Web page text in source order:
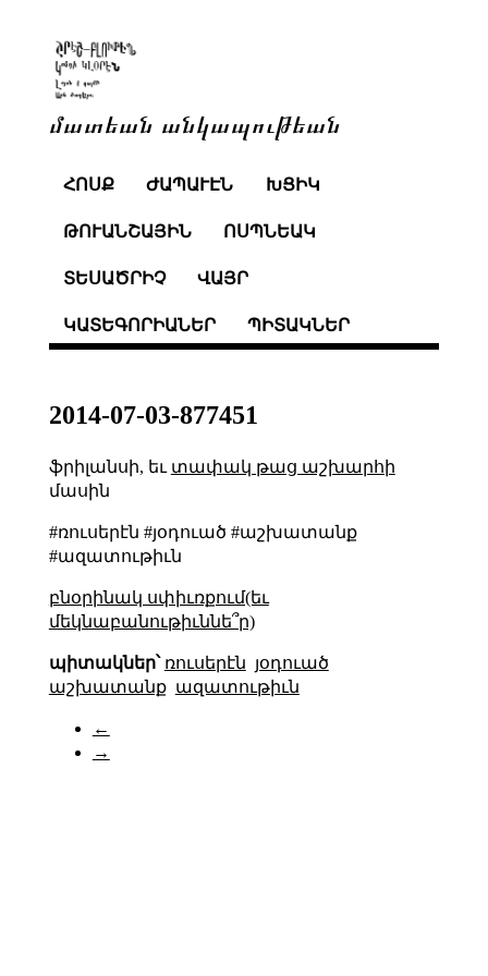
մատեան անկապութեան
ՀՈՍՔ ԺԱՊԱՒԷՆ ԽՑԻԿ
ԹՈՒԱՆՇԱՅԻՆ ՈՍՊՆԵԱԿ
ՏԵՍԱԾՐԻՉ ՎԱՅՐ
ԿԱՏԵԳՈՐԻԱՆԵՐ ՊԻՏԱԿՆԵՐ
2014-07-03-877451
ֆրիլանսի, եւ տափակ թաց աշխարհի
մասին
#ռուսերէն #յօդուած #աշխատանք
#ազատութիւն
բնօրինակ սփիւռքում(եւ
մեկնաբանութիւննե՞ր)
պիտակներ՝ ռուսերէն յօդուած
աշխատանք ազատութիւն
←
→